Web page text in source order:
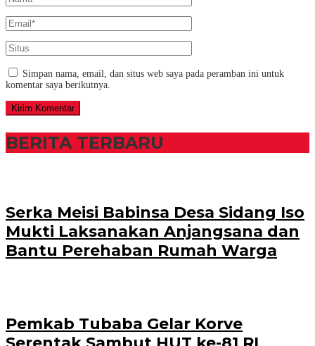
Simpan nama, email, dan situs web saya pada peramban ini untuk
komentar saya berikutnya.
BERITA TERBARU
Serka Meisi Babinsa Desa Sidang Iso
Mukti Laksanakan Anjangsana dan
Bantu Perehaban Rumah Warga
Pemkab Tubaba Gelar Korve